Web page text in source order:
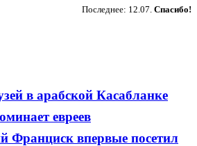
Последнее: 12.07. Спасибо!
в арабской Касабланке
евреев
Франциск впервые посетил